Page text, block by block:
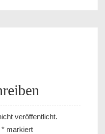
veröffentlicht.
* markiert